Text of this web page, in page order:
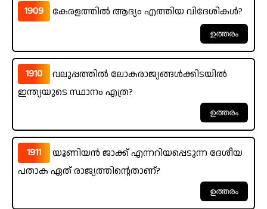
1909 കേരളത്തിൽ ആദ്യം എത്തിയ വിദേശികൾ?
1910
വലുപ്പത്തിൽ ലോകരാജ്യങ്ങൾക്കിടയിൽ
ഇന്ത്യയുടെ സ്ഥാനം എത്ര?
1911
യൂണിയൻ ജാക്ക്‌ എന്നറിയപ്പെടുന്ന ദേശീയ
പതാക ഏത് രാജ്യത്തിന്റെതാണ്?